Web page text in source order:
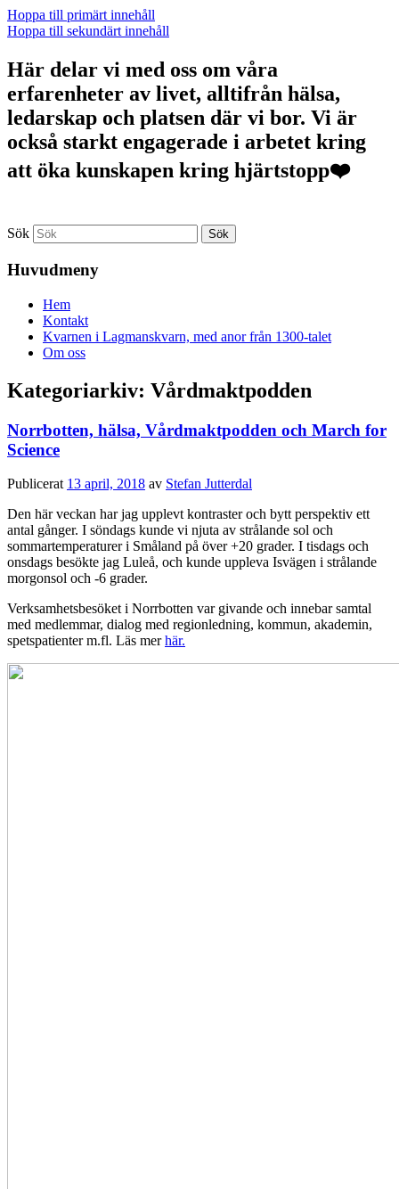
Hoppa till primärt innehåll
Hoppa till sekundärt innehåll
Här delar vi med oss om våra
erfarenheter av livet, alltifrån hälsa,
ledarskap och platsen där vi bor. Vi är
också starkt engagerade i arbetet kring
att öka kunskapen kring hjärtstopp❤️
Sök
Huvudmeny
Hem
Kontakt
Kvarnen i Lagmanskvarn, med anor från 1300-talet
Om oss
Kategoriarkiv: Vårdmaktpodden
Norrbotten, hälsa, Vårdmaktpodden och March for
Science
Publicerat 13 april, 2018 av Stefan Jutterdal
Den här veckan har jag upplevt kontraster och bytt perspektiv ett
antal gånger. I söndags kunde vi njuta av strålande sol och
sommartemperaturer i Småland på över +20 grader. I tisdags och
onsdags besökte jag Luleå, och kunde uppleva Isvägen i strålande
morgonsol och -6 grader.
Verksamhetsbesöket i Norrbotten var givande och innebar samtal
med medlemmar, dialog med regionledning, kommun, akademin,
spetspatienter m.fl. Läs merhär.